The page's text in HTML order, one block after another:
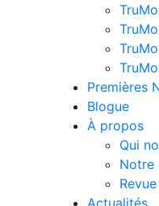
Premières
Blogue
À propos
Qui
Notre
Actualités